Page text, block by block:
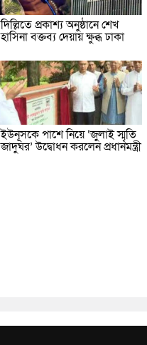
দিল্লিতে প্রকাশ্য অনুষ্ঠানে শেখ
হাসিনা বক্তব্য দেয়ায় ক্ষুব্ধ ঢাকা
ইউনূসকে পাশে নিয়ে ‘জুলাই স্মৃতি
জাদুঘর’ উদ্বোধন করলেন প্রধানমন্ত্রী